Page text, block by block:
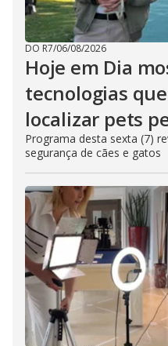
DO R7/06/08/2026
Hoje em Dia
tecnologias
localizar pets
Programa desta sexta (7)
segurança de cães e gatos